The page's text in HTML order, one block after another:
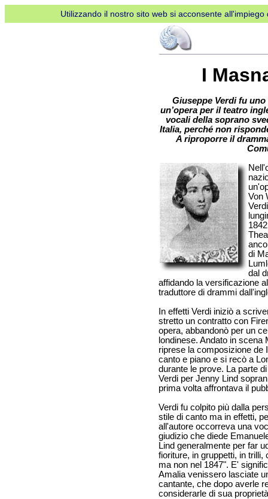
Utilizzando il nostro sito web si acconsente
I
Giuseppe Verdi fu
un’opera per il teatro
vocali della soprano
Italia, perché non
A riproporre il
Von
di
dal
affidando la versificazione
traduttore di drammi
In effetti Verdi iniziò a
stretto un contratto con
opera, abbandonò per un
londinese. Andato in scena
riprese la composizione de
canto e piano e si recò a
durante le prove. La parte
Verdi per Jenny Lind
prima volta affrontava il
Verdi fu colpito più dalla
stile di canto ma in effetti,
all'autore occorreva una
giudizio che diede
Lind generalmente per far
fioriture, in gruppetti, in
ma non nel 1847". E'
Amalia venissero lasciate
cantante, che dopo averle
considerarle di sua